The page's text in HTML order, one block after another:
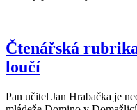
Čtenářská
loučí
Pan učitel Jan Hrabačka je